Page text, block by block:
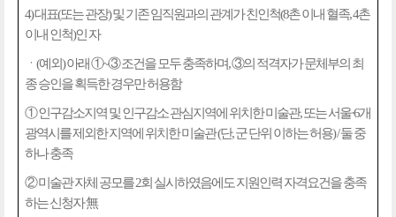
4)대표(또는 관장)및 기존 임직원과의 관계가 친인척(8촌 이내 혈족, 4촌
이내 인척)인 자
ㆍ (예외)아래①~③조건을 모두 충족하며,③의 적격자가 문체부의 최
종 승인을 획득한 경우만 허용함
①인구감소지역 및 인구감소 관심지역에 위치한 미술관,또는 서울·6개
광역시를 제외한 지역에 위치한 미술관(단,군 단위 이하는 허용) /둘 중
하나 충족
②미술관 자체 공모를2회 실시하였음에도 지원인력 자격요건을 충족
하는 신청자無